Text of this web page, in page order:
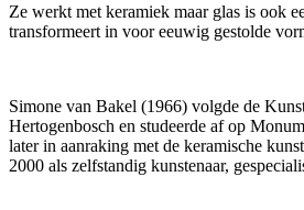
Ze werkt met keramiek maar glas is ook
transformeert in voor eeuwig gestolde
Simone van Bakel (1966) volgde de
Hertogenbosch en studeerde af op
later in aanraking met de keramische
2000 als zelfstandig kunstenaar,